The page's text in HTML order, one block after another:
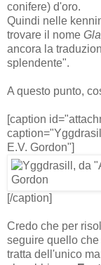
conifere) d'oro.
Quindi nelle
trovare il nome
ancora la
splendente".
A questo punto,
[caption
E.V. Gordon"]
[/caption]
Credo che per
seguire quello
tratta dell'unico